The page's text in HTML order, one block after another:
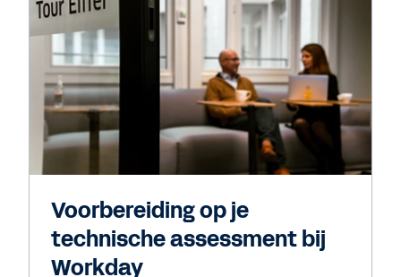
Voorbereiding op je
technische assessment bij
Workday